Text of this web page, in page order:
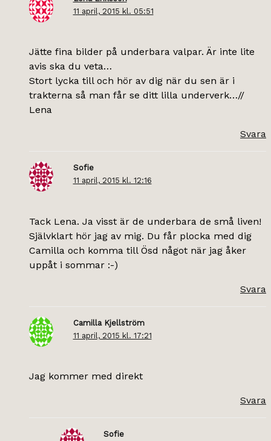
11 april, 2015 kl. 05:51
Jätte fina bilder på underbara valpar. Är inte lite
avis ska du veta…
Stort lycka till och hör av dig när du sen är i
trakterna så man får se ditt lilla underverk…//
Lena
Svara
Sofie
11 april, 2015 kl. 12:16
Tack Lena. Ja visst är de underbara de små liven!
Självklart hör jag av mig. Du får plocka med dig
Camilla och komma till Ösd något när jag åker
uppåt i sommar :-)
Svara
Camilla Kjellström
11 april, 2015 kl. 17:21
Jag kommer med direkt
Svara
Sofie